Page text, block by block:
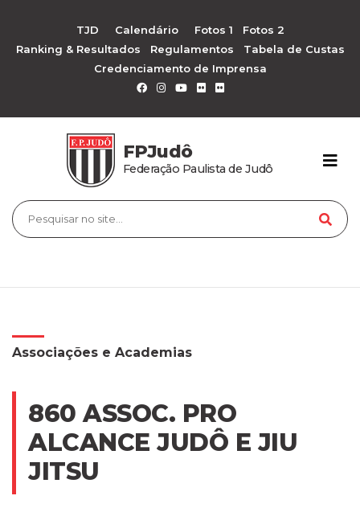
TJD Calendário Fotos 1
Fotos 2
Ranking & Resultados
Regulamentos
Tabela de Custas
Credenciamento de Imprensa
FPJudô
Federação Paulista de Judô
Associações e Academias
860 ASSOC. PRO
ALCANCE JUDÔ E JIU
JITSU